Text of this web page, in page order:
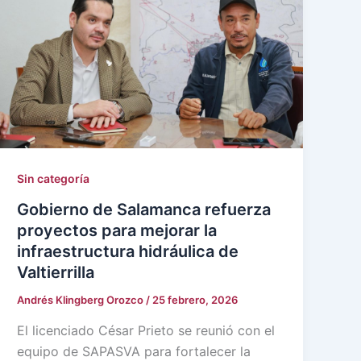
Sin categoría
Gobierno de Salamanca refuerza
proyectos para mejorar la
infraestructura hidráulica de
Valtierrilla
Andrés Klingberg Orozco / 25 febrero, 2026
El licenciado César Prieto se reunió con el
equipo de SAPASVA para fortalecer la